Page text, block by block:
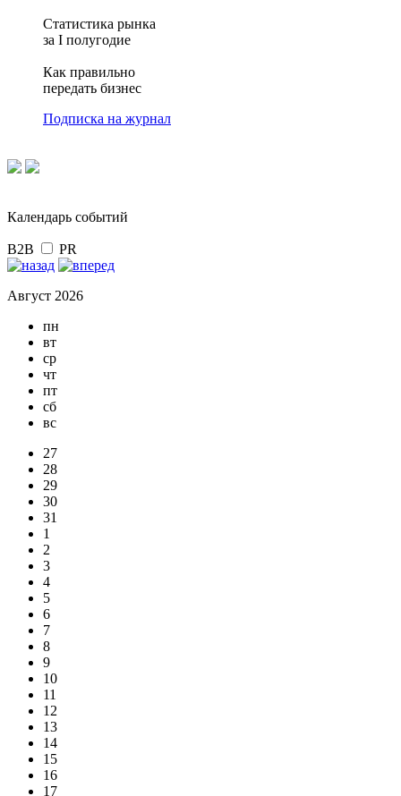
Статистика рынка
за I полугодие
Как правильно
передать бизнес
Подписка на журнал
Календарь событий
B2B PR
Август 2026
пн
вт
ср
чт
пт
сб
вс
27
28
29
30
31
1
2
3
4
5
6
7
8
9
10
11
12
13
14
15
16
17